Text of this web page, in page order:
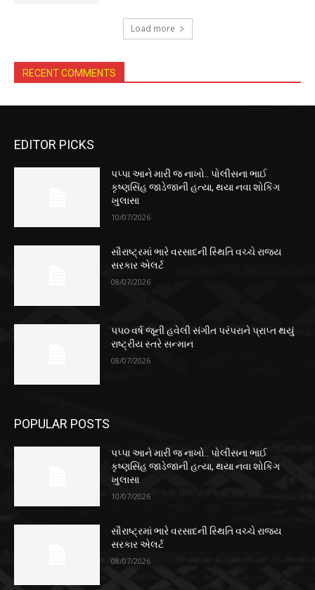
Load more
RECENT COMMENTS
EDITOR PICKS
પપ્પા આને મારી જ નાખો.. પોલીસના ભાઈ
કૃષ્ણસિંહ જાડેજાની હત્યા, થયા નવા શોકિંગ
ખુલાસા
10/07/2026
સૌરાષ્ટ્રમાં ભારે વરસાદની સ્થિતિ વચ્ચે રાજ્ય
સરકાર એલર્ટ
08/07/2026
૫૫૦ વર્ષ જૂની હવેલી સંગીત પરંપરાને પ્રાપ્ત થયું
રાષ્ટ્રીય સ્તરે સન્માન
08/07/2026
POPULAR POSTS
પપ્પા આને મારી જ નાખો.. પોલીસના ભાઈ
કૃષ્ણસિંહ જાડેજાની હત્યા, થયા નવા શોકિંગ
ખુલાસા
10/07/2026
સૌરાષ્ટ્રમાં ભારે વરસાદની સ્થિતિ વચ્ચે રાજ્ય
સરકાર એલર્ટ
08/07/2026